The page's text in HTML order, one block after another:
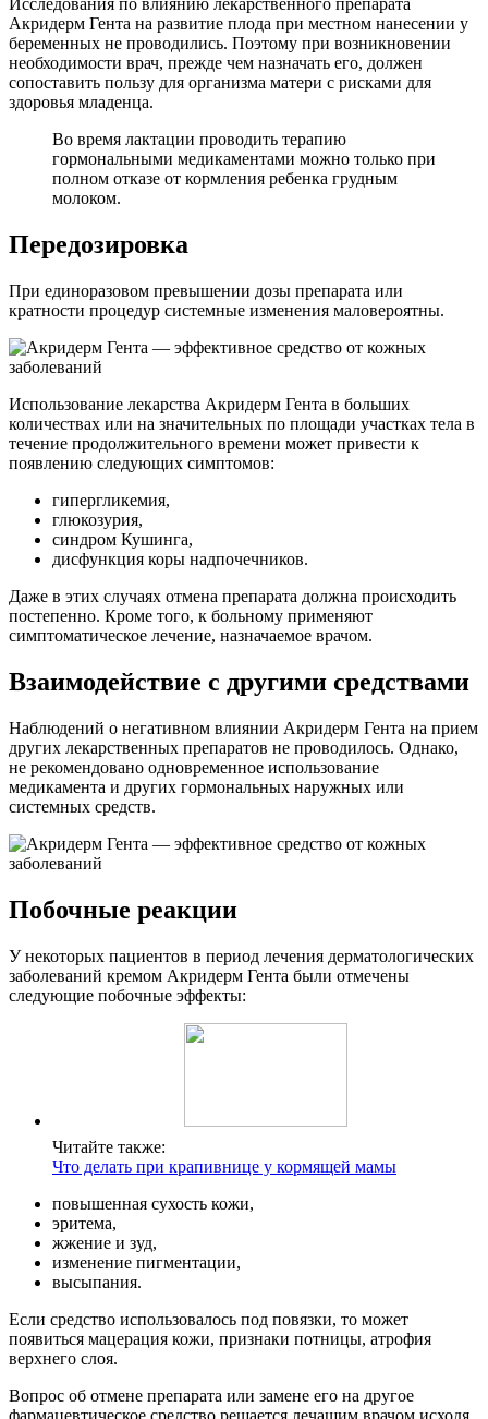
Исследования по влиянию лекарственного препарата
Акридерм Гента на развитие плода при местном нанесении у
беременных не проводились. Поэтому при возникновении
необходимости врач, прежде чем назначать его, должен
сопоставить пользу для организма матери с рисками для
здоровья младенца.
Во время лактации проводить терапию
гормональными медикаментами можно только при
полном отказе от кормления ребенка грудным
молоком.
Передозировка
При единоразовом превышении дозы препарата или
кратности процедур системные изменения маловероятны.
Использование лекарства Акридерм Гента в больших
количествах или на значительных по площади участках тела в
течение продолжительного времени может привести к
появлению следующих симптомов:
гипергликемия,
глюкозурия,
синдром Кушинга,
дисфункция коры надпочечников.
Даже в этих случаях отмена препарата должна происходить
постепенно. Кроме того, к больному применяют
симптоматическое лечение, назначаемое врачом.
Взаимодействие с другими средствами
Наблюдений о негативном влиянии Акридерм Гента на прием
других лекарственных препаратов не проводилось. Однако,
не рекомендовано одновременное использование
медикамента и других гормональных наружных или
системных средств.
Побочные реакции
У некоторых пациентов в период лечения дерматологических
заболеваний кремом Акридерм Гента были отмечены
следующие побочные эффекты:
Читайте также:
Что делать при крапивнице у кормящей мамы
повышенная сухость кожи,
эритема,
жжение и зуд,
изменение пигментации,
высыпания.
Если средство использовалось под повязки, то может
появиться мацерация кожи, признаки потницы, атрофия
верхнего слоя.
Вопрос об отмене препарата или замене его на другое
фармацевтическое средство решается лечащим врачом исходя